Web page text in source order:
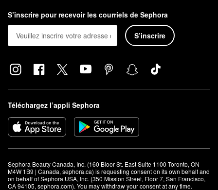
S’inscrire pour recevoir les courriels de Sephora
S’inscrire
Téléchargez l’appli Sephora
Sephora Beauty Canada, Inc. (160 Bloor St. East Suite 1100 Toronto, ON
M4W 1B9 | Canada, sephora.ca) is requesting consent on its own behalf and
on behalf of Sephora USA, Inc. (350 Mission Street, Floor 7, San Francisco,
CA 94105, sephora.com). You may withdraw your consent at any time.